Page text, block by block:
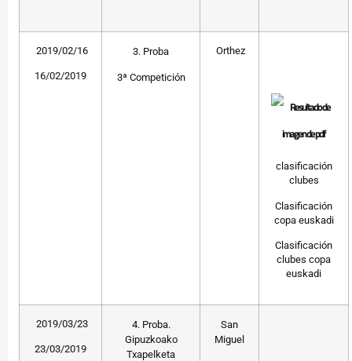
2019/02/16
16/02/2019
3. Proba
3ª Competición
Orthez
clasificación
clubes
Clasificación
copa euskadi
Clasificación
clubes copa
euskadi
2019/03/23
23/03/2019
4. Proba.
Gipuzkoako
Txapelketa
San
Miguel